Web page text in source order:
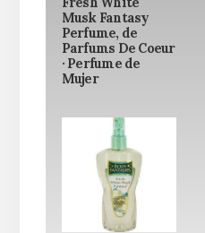
Musk Fantasy
Perfume, de
Parfums De Coeur
· Perfume de
Mujer